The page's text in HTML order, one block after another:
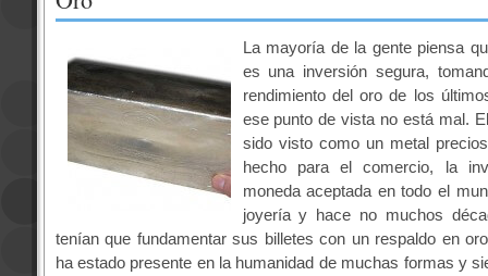
La mayoría de la gente piensa
es una inversión segura,
rendimiento del oro de los
ese punto de vista no está mal.
sido visto como un metal
hecho para el comercio, la
moneda aceptada en todo el
joyería y hace no muchos
tenían que fundamentar sus billetes con un respaldo en
ha estado presente en la humanidad de muchas formas y